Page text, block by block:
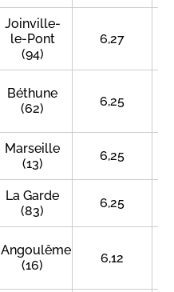
Joinville-
le-Pont
(94)
6,27
Béthune
(62)
6,25
Marseille
(13)
6,25
La Garde
(83)
6,25
Angoulême
(16)
6,12